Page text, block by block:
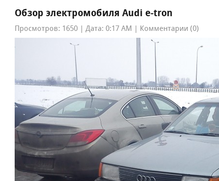
Обзор электромобиля Audi e-tron
Просмотров: 1650 | Дата: 0:17 AM | Комментарии (0)